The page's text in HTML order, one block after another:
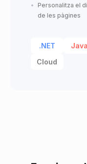
Personalitza el
de les pàgines
.NET Java
Cloud